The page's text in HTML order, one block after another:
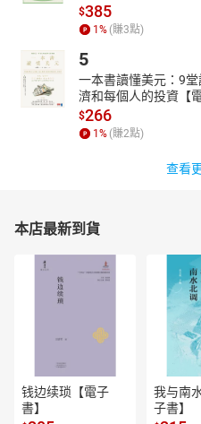
$385
1% (賺3點)
5
一本書讀懂美元：9
濟和每個人的投資【
$266
1% (賺2點)
查看
本店最新到貨
钱边续琐【電子
書】
我与南
子書】